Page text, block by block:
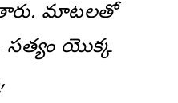
మాటలతో
సత్యం యొక్క